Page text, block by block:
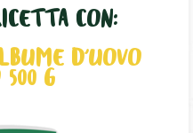
CON:
D'UOVO
500 G